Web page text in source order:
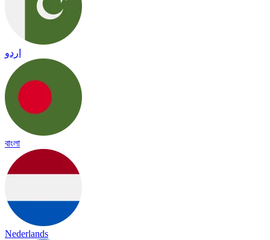
اردو
বাংলা
Nederlands